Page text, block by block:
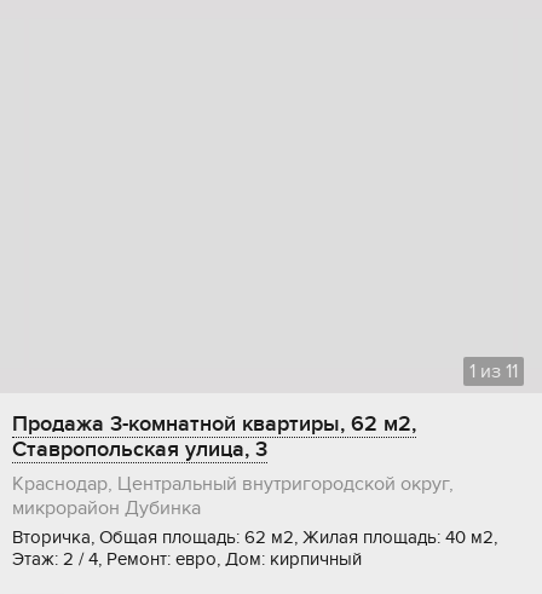
1 из 11
Продажа 3-комнатной квартиры, 62 м2,
Ставропольская улица, 3
Краснодар, Центральный внутригородской округ,
микрорайон Дубинка
Вторичка, Общая площадь: 62 м2, Жилая площадь: 40 м2,
Этаж: 2 / 4, Ремонт: евро, Дом: кирпичный